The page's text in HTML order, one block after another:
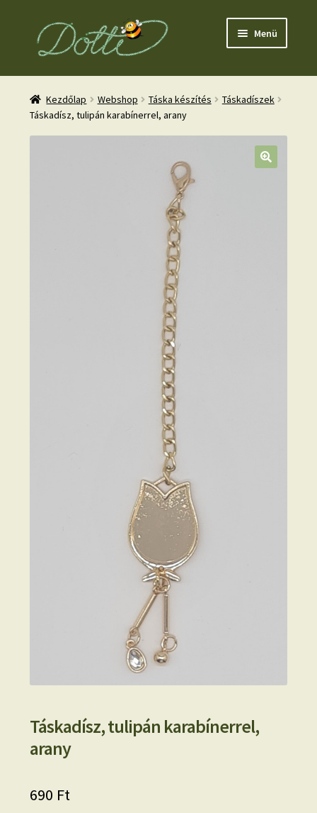
Ugrás
Kilépés
Menü
Kezdőlap Webshop Táska készítés
Táskadíszek
Táskadísz, tulipán karabínerrel, arany
Táskadísz, tulipán karabínerrel,
arany
690 Ft